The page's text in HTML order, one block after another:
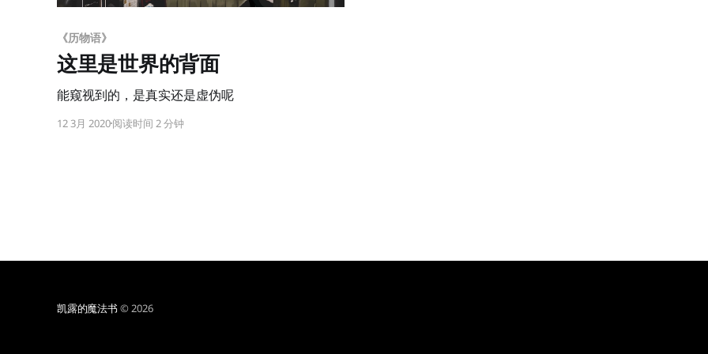
《历物语》
这里是世界的背面
能窥视到的，是真实还是虚伪呢
12 3月 2020阅读时间 2 分钟
凯露的魔法书 © 2026